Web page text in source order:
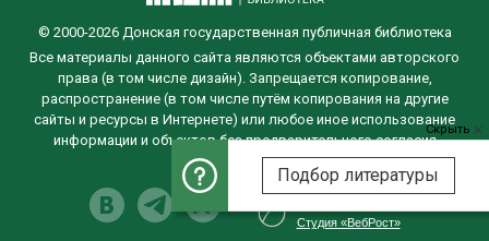
Скрыть
Подбор литературы
© 2000-2026 Донская государственная публичная библиотека
Все материалы данного сайта являются объектами авторского
права (в том числе дизайн). Запрещается копирование,
распространение (в том числе путём копирования на другие
сайты и ресурсы в Интернете) или любое иное использование
информации и объектов без предварительного согласия
правообладателя.
Студия «ВебРост»